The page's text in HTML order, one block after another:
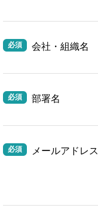
会社・組織名
部署名
メールアドレス